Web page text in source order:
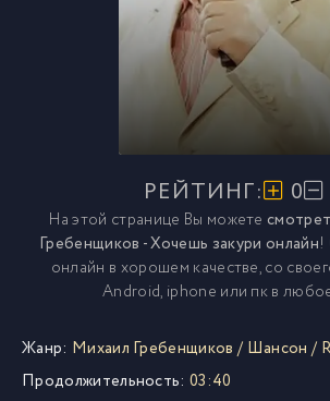
РЕЙТИНГ: 0
На этой странице Вы можете
Гребенщиков - Хочешь закури онлайн!
онлайн в хорошем качестве, со
Android, iphone или пк в
Жанр: Михаил Гребенщиков / Шансон /
Продолжительность: 03:40